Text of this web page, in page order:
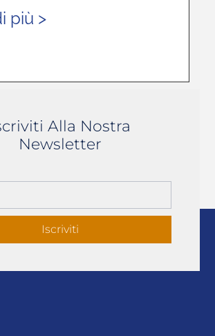
più >
Alla Nostra
Newsletter
Iscriviti